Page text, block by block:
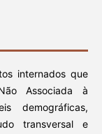
internados que
Associada à
demográficas,
transversal e